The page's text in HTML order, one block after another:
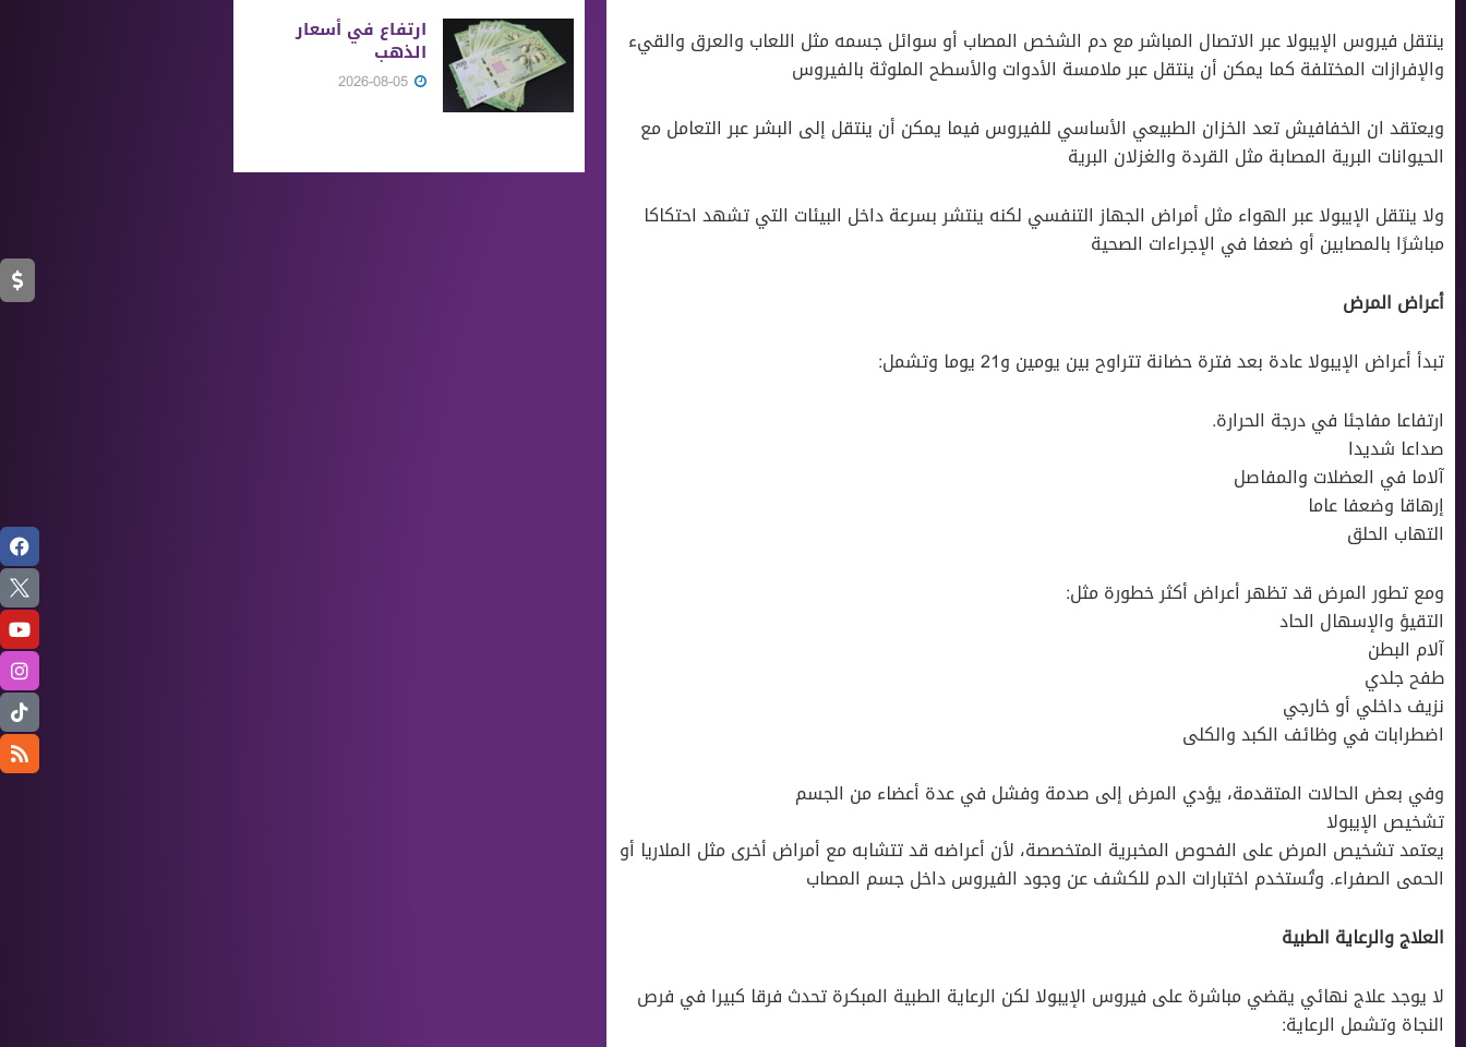
ينتقل فيروس الإيبولا عبر الاتصال المباشر مع دم الشخص المصاب أو سوائل جسمه مثل اللعاب والعرق والقيء
والإفرازات المختلفة كما يمكن أن ينتقل عبر ملامسة الأدوات والأسطح الملوثة بالفيروس
ويعتقد ان الخفافيش تعد الخزان الطبيعي الأساسي للفيروس فيما يمكن أن ينتقل إلى البشر عبر التعامل مع
الحيوانات البرية المصابة مثل القردة والغزلان البرية
ولا ينتقل الإيبولا عبر الهواء مثل أمراض الجهاز التنفسي لكنه ينتشر بسرعة داخل البيئات التي تشهد احتكاكا
مباشرًا بالمصابين أو ضعفا في الإجراءات الصحية
أعراض المرض
تبدأ أعراض الإيبولا عادة بعد فترة حضانة تتراوح بين يومين و21 يوما وتشمل:
ارتفاعا مفاجئا في درجة الحرارة.
صداعا شديدا
آلاما في العضلات والمفاصل
إرهاقا وضعفا عاما
التهاب الحلق
ومع تطور المرض قد تظهر أعراض أكثر خطورة مثل:
التقيؤ والإسهال الحاد
آلام البطن
طفح جلدي
نزيف داخلي أو خارجي
اضطرابات في وظائف الكبد والكلى
وفي بعض الحالات المتقدمة، يؤدي المرض إلى صدمة وفشل في عدة أعضاء من الجسم
تشخيص الإيبولا
يعتمد تشخيص المرض على الفحوص المخبرية المتخصصة، لأن أعراضه قد تتشابه مع أمراض أخرى مثل الملاريا أو
الحمى الصفراء. وتُستخدم اختبارات الدم للكشف عن وجود الفيروس داخل جسم المصاب
العلاج والرعاية الطبية
لا يوجد علاج نهائي يقضي مباشرة على فيروس الإيبولا لكن الرعاية الطبية المبكرة تحدث فرقا كبيرا في فرص
النجاة وتشمل الرعاية:
ارتفاع في أسعار
الذهب